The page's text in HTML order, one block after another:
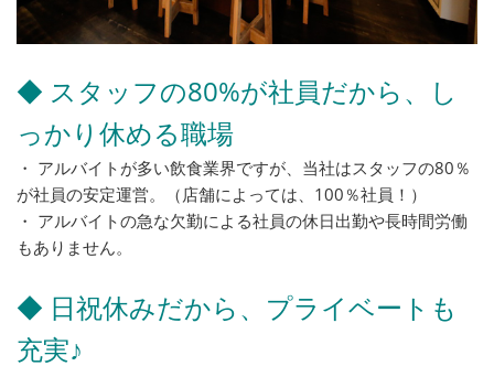
◆ スタッフの80%が社員だから、し
っかり休める職場
・ アルバイトが多い飲食業界ですが、当社はスタッフの80％
が社員の安定運営。（店舗によっては、100％社員！）
・ アルバイトの急な欠勤による社員の休日出勤や長時間労働
もありません。
◆ 日祝休みだから、プライベートも
充実♪